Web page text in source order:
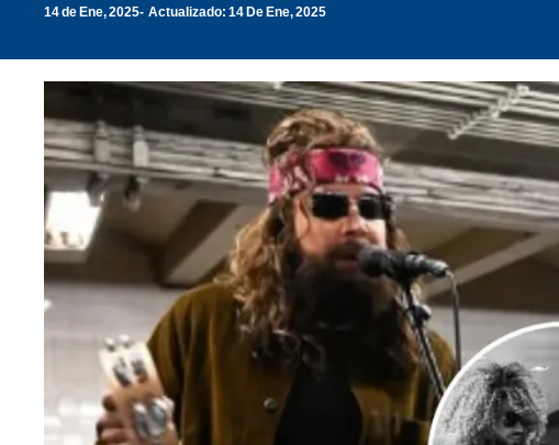
14 de Ene, 2025 Actualizado: 14 De Ene, 2025